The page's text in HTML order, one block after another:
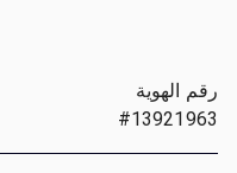
رقم الهوية
#13921963